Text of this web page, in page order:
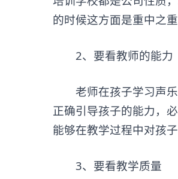
的时候这方面是重中之
2、要看教师的能力
老师在孩子学习声乐
正确引导孩子的能力，
能够在教学过程中对孩
3、要看教学质量